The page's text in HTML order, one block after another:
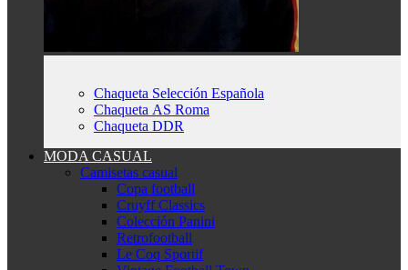
Chaqueta Selección Española
Chaqueta AS Roma
Chaqueta DDR
MODA CASUAL
Camisetas casual
Copa football
Cruyff Classics
Colección Panini
Retrofootball
Le Coq Sportif